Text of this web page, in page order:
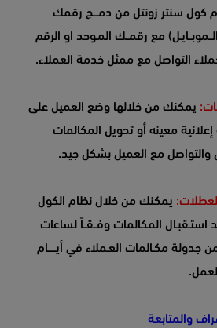
كول سنتر زونتل من دمـــج رقمك
مع رقمــك المـوحد او الرقم
التواصل مع ممثل خدمة العملاء.
يمكنك من خلالها وضع العميل على
معينه أو تحويل المكالمات
مع العميل بشكل جيد.
يمكنك من خلال نظام الكول
استـقبـال المكالمات وفــقــاً لساعات
مكـالمات العـملاء في أيـــــام
والمتابعة